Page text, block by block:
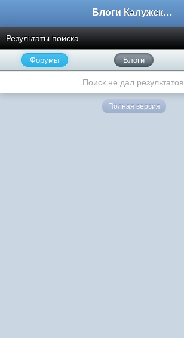
Блоги Калужского перекрестка
Результаты поиска
Форумы Блоги
Поиск не дал результатов.
Полная версия